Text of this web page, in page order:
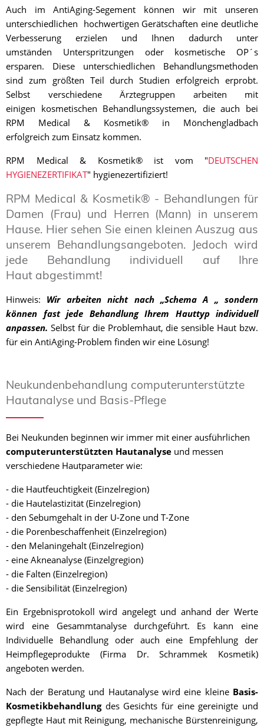
Auch im AntiAging-Segement können wir mit unseren
unterschiedlichen hochwertigen Gerätschaften eine deutliche
Verbesserung erzielen und Ihnen dadurch unter
umständen Unterspritzungen oder kosmetische OP´s
ersparen. Diese unterschiedlichen Behandlungsmethoden
sind zum größten Teil durch Studien erfolgreich erprobt.
Selbst verschiedene Ärztegruppen arbeiten mit
einigen kosmetischen Behandlungssystemen, die auch bei
RPM Medical & Kosmetik® in Mönchengladbach
erfolgreich zum Einsatz kommen.
RPM Medical & Kosmetik® ist vom "DEUTSCHEN
HYGIENEZERTIFIKAT" hygienezertifiziert!
RPM Medical & Kosmetik® - Behandlungen für
Damen (Frau) und Herren (Mann) in unserem
Hause. Hier sehen Sie einen kleinen Auszug aus
unserem Behandlungsangeboten. Jedoch wird
jede Behandlung individuell auf Ihre
Haut abgestimmt!
Hinweis: Wir arbeiten nicht nach „Schema A „ sondern
können fast jede Behandlung Ihrem Hauttyp individuell
anpassen. Selbst für die Problemhaut, die sensible Haut bzw.
für ein AntiAging-Problem finden wir eine Lösung!
Neukundenbehandlung computerunterstützte
Hautanalyse und Basis-Pflege
Bei Neukunden beginnen wir immer mit einer ausführlichen
computerunterstützten Hautanalyse und messen
verschiedene Hautparameter wie:
- die Hautfeuchtigkeit (Einzelregion)
- die Hautelastizität (Einzelregion)
- den Sebumgehalt in der U-Zone und T-Zone
- die Porenbeschaffenheit (Einzelregion)
- den Melaningehalt (Einzelregion)
- eine Akneanalyse (Einzelgregion)
- die Falten (Einzelregion)
- die Sensibilität (Einzelregion)
Ein Ergebnisprotokoll wird angelegt und anhand der Werte
wird eine Gesammtanalyse durchgeführt. Es kann eine
Individuelle Behandlung oder auch eine Empfehlung der
Heimpflegeprodukte (Firma Dr. Schrammek Kosmetik)
angeboten werden.
Nach der Beratung und Hautanalyse wird eine kleine Basis-
Kosmetikbehandlungdes Gesichts für eine gereinigte und
gepflegte Haut mit Reinigung, mechanische Bürstenreinigung,